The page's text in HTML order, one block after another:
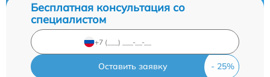
Бесплатная консультация со
специалистом
Оставить заявку